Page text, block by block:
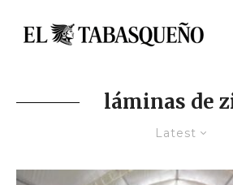
láminas de
Latest